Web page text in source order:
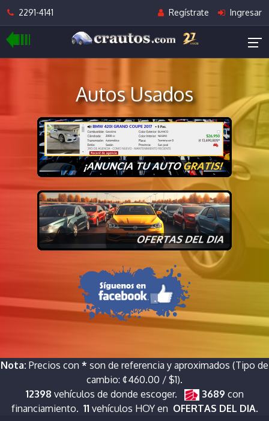
2291-4141 Regístrate Ingresar
Autos Usados
Nota: Precios con * son de referencia y aproximados (Tipo de
cambio: ¢460.00 / $1).
12398 vehículos de donde escoger. 3689 con
financiamiento. 11 vehículos HOY en OFERTAS DEL DIA.